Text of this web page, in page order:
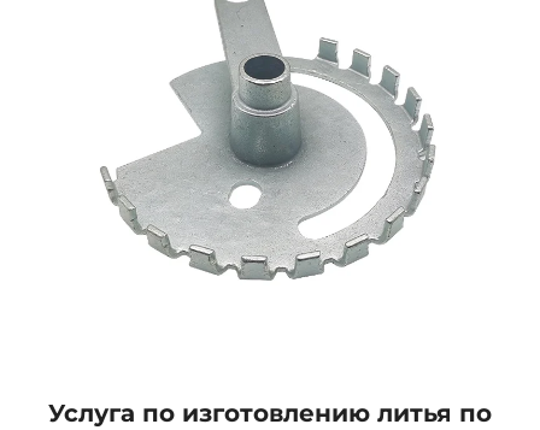
Услуга по изготовлению литья по